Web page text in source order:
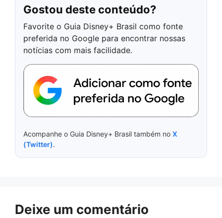
Gostou deste conteúdo?
Favorite o Guia Disney+ Brasil como fonte
preferida no Google para encontrar nossas
notícias com mais facilidade.
Acompanhe o Guia Disney+ Brasil também no X
(Twitter).
Deixe um comentário